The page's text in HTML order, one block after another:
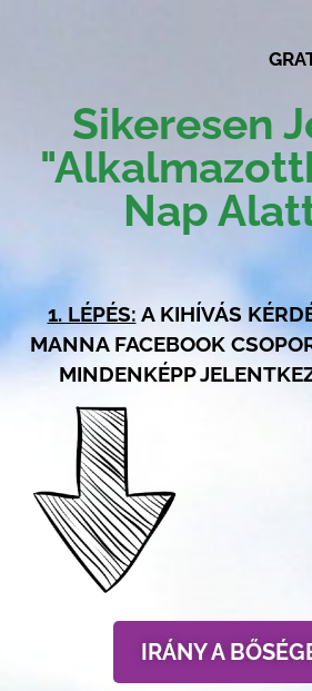
Sikeresen
Nap
1. LÉPÉS: A KIHÍVÁS
MANNA FACEBOOK
MINDENKÉPP
IRÁNY A